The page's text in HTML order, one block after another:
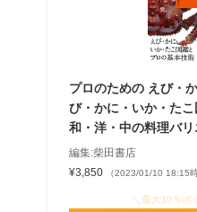
プロのための えび・
び・かに・いか・た
和・洋・中の料理バ
編集:柴田書店
¥3,850
（2023/01/10 18:15
＼最大10％ポ